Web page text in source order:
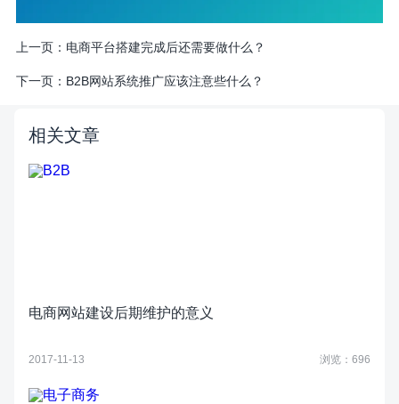
上一页： 电商平台搭建完成后还需要做什么？
下一页： B2B网站系统推广应该注意些什么？
相关文章
电商网站建设后期维护的意义
2017-11-13 浏览：696